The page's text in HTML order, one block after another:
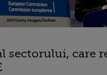
sectorului, care